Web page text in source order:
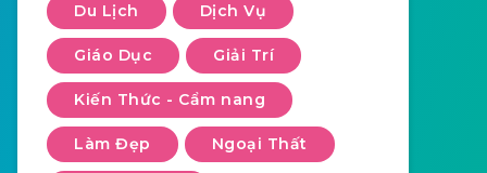
Du Lịch Dịch Vụ
Giáo Dục Giải Trí
Kiến Thức - Cẩm nang
Làm Đẹp Ngoại Thất